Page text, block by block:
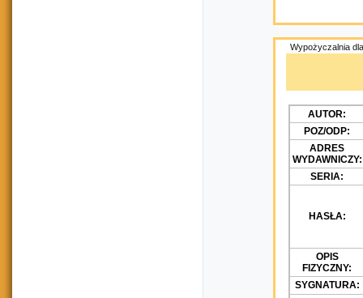
Wypożyczalnia
AUTOR:
POZ/ODP:
ADRES
WYDAWNICZY:
SERIA:
HASŁA:
OPIS
FIZYCZNY:
SYGNATURA: